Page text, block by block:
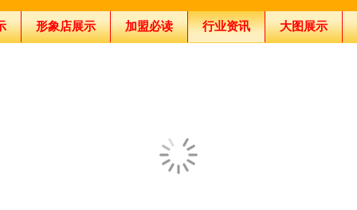
形象店展示 加盟必读 行业资讯 大图展示